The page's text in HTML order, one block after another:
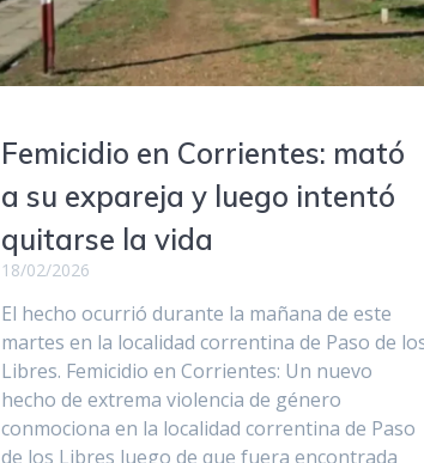
Femicidio en Corrientes: mató
a su expareja y luego intentó
quitarse la vida
18/02/2026
El hecho ocurrió durante la mañana de este
martes en la localidad correntina de Paso de
Libres. Femicidio en Corrientes: Un nuevo
hecho de extrema violencia de género
conmociona en la localidad correntina de Paso
de los Libres luego de que fuera encontrada